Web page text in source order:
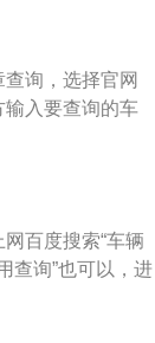
询，选择官网
输入要查询的车
页面，然后只需
百度搜索“车辆
查询”也可以，进
一般需要输入车